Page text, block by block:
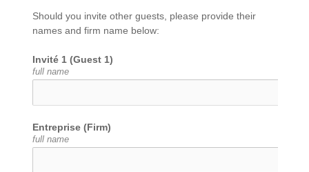
Should you invite other guests, please provide their
names and firm name below:
Invité 1 (Guest 1)
full name
Entreprise (Firm)
full name